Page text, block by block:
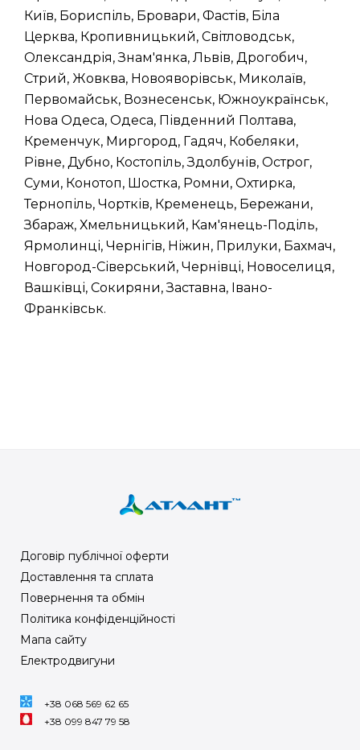
Київ, Бориспіль, Бровари, Фастів, Біла
Церква, Кропивницький, Світловодськ,
Олександрія, Знам'янка, Львів, Дрогобич,
Стрий, Жовква, Новояворівськ, Миколаїв,
Первомайськ, Вознесенськ, Южноукраїнськ,
Нова Одеса, Одеса, Південний Полтава,
Кременчук, Миргород, Гадяч, Кобеляки,
Рівне, Дубно, Костопіль, Здолбунів, Острог,
Суми, Конотоп, Шостка, Ромни, Охтирка,
Тернопіль, Чортків, Кременець, Бережани,
Збараж, Хмельницький, Кам'янець-Поділь,
Ярмолинці, Чернігів, Ніжин, Прилуки, Бахмач,
Новгород-Сіверський, Чернівці, Новоселиця,
Вашківці, Сокиряни, Заставна, Івано-
Франківськ.
Договір публічної оферти
Доставлення та сплата
Повернення та обмін
Політика конфіденційності
Мапа сайту
Електродвигуни
+38 068 569 62 65
+38 099 847 79 58